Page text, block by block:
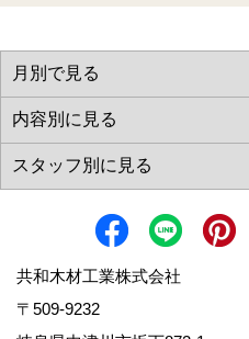
共和木材工業株式会社
〒509-9232